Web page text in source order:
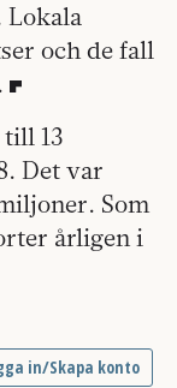
Lokala
och de fall
13
Det var
Som
årligen i